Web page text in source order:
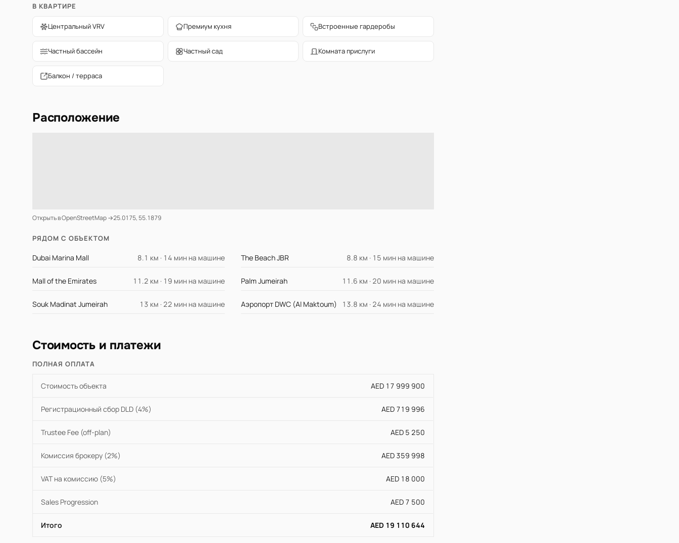
В КВАРТИРЕ
Центральный VRV Премиум кухня Встроенные гардеробы
Частный бассейн Частный сад Комната прислуги
Балкон / терраса
Расположение
Открыть в OpenStreetMap →25.0175, 55.1879
РЯДОМ С ОБЪЕКТОМ
Dubai Marina Mall 8.1 км · 14 мин на машине The Beach JBR 8.8 км · 15 мин на машине
Mall of the Emirates 11.2 км · 19 мин на машине Palm Jumeirah 11.6 км · 20 мин на машине
Souk Madinat Jumeirah 13 км · 22 мин на машине Аэропорт DWC (Al Maktoum) 13.8 км · 24 мин на машине
Стоимость и платежи
ПОЛНАЯ ОПЛАТА
Стоимость объекта AED 17 999 900
Регистрационный сбор DLD (4%) AED 719 996
Trustee Fee (off-plan) AED 5 250
Комиссия брокеру (2%) AED 359 998
VAT на комиссию (5%) AED 18 000
Sales Progression AED 7 500
Итого AED 19 110 644